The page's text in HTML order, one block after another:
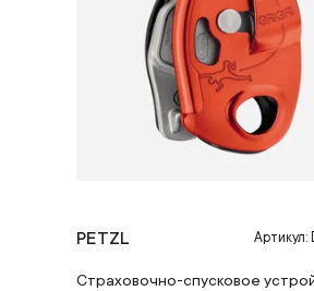
PETZL Артикул:
Страховочно-спусковое